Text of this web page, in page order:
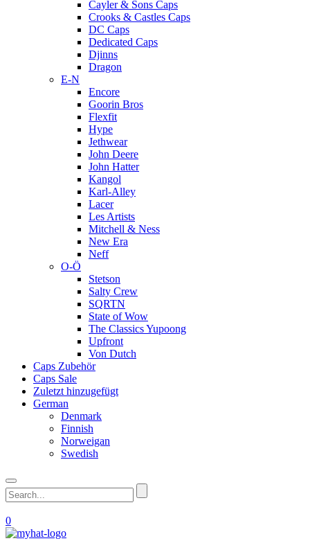
Cayler & Sons Caps
Crooks & Castles Caps
DC Caps
Dedicated Caps
Djinns
Dragon
E-N
Encore
Goorin Bros
Flexfit
Hype
Jethwear
John Deere
John Hatter
Kangol
Karl-Alley
Lacer
Les Artists
Mitchell & Ness
New Era
Neff
O-Ö
Stetson
Salty Crew
SQRTN
State of Wow
The Classics Yupoong
Upfront
Von Dutch
Caps Zubehör
Caps Sale
Zuletzt hinzugefügt
German
Denmark
Finnish
Norweigan
Swedish
0